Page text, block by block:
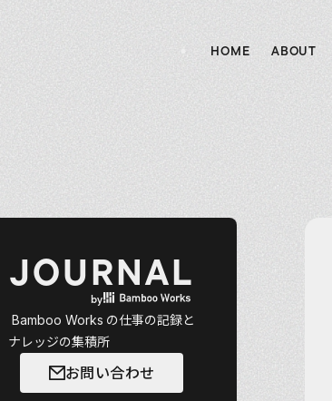
HOME ABOUT
JOURNAL
by
Bamboo Works の仕事の記録と
ナレッジの集積所
お問い合わせ
お問い合わせ